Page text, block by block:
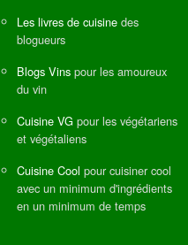
Les livres de cuisine des
blogueurs
Blogs Vins pour les amoureux
du vin
Cuisine VG pour les végétariens
et végétaliens
Cuisine Cool pour cuisiner cool
avec un minimum d'ingrédients
en un minimum de temps